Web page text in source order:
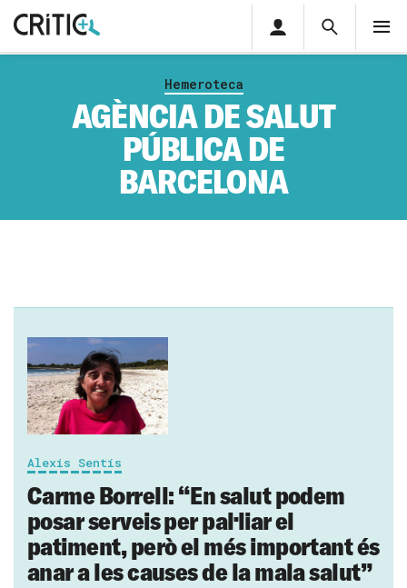
Cerca
Cerca
privada
Hemeroteca
AGÈNCIA DE SALUT
PÚBLICA DE
BARCELONA
Alexis Sentís
Carme Borrell: “En salut podem
posar serveis per pal·liar el
patiment, però el més important és
anar a les causes de la mala salut”